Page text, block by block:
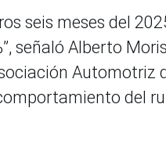
seis meses del
señaló Alberto
Automotriz
del